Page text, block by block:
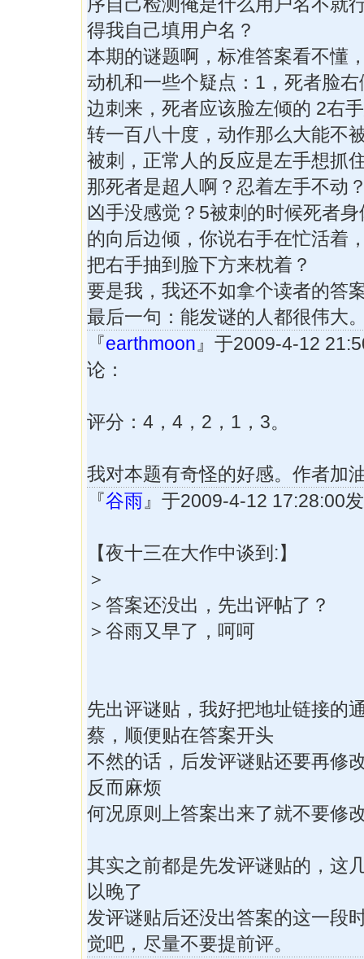
得我自己填用户名？
本期的谜题啊，标准答案看不懂
动机和一些个疑点：1，死者脸
边刺来，死者应该脸左倾的 2右
转一百八十度，动作那么大能不
被刺，正常人的反应是左手想抓
那死者是超人啊？忍着左手不动
凶手没感觉？5被刺的时候死者
的向后边倾，你说右手在忙活着
把右手抽到脸下方来枕着？
要是我，我还不如拿个读者的答
最后一句：能发谜的人都很伟大
『earthmoon 』于2009-4-12
论：
评分：4，4，2，1，3。
我对本题有奇怪的好感。作者加
『谷雨 』于2009-4-12 17:28:00
【夜十三在大作中谈到:】
＞
＞答案还没出，先出评帖了？
＞谷雨又早了，呵呵
先出评谜贴，我好把地址链接的
蔡，顺便贴在答案开头
不然的话，后发评谜贴还要再修
反而麻烦
何况原则上答案出来了就不要修
其实之前都是先发评谜贴的，这
以晚了
发评谜贴后还没出答案的这一段
觉吧，尽量不要提前评。